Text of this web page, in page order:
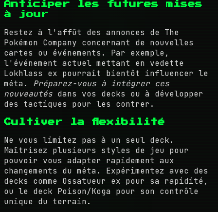
Anticiper les futures mises
à jour
Restez à l'affût des annonces de The
Pokémon Company concernant de nouvelles
cartes ou événements. Par exemple,
l'événement actuel mettant en vedette
Lokhlass ex pourrait bientôt influencer le
méta. Préparez-vous à intégrer ces
nouveautés dans vos decks ou à développer
des tactiques pour les contrer.
Cultiver la flexibilité
Ne vous limitez pas à un seul deck.
Maîtrisez plusieurs styles de jeu pour
pouvoir vous adapter rapidement aux
changements du méta. Expérimentez avec des
decks comme Ossatueur ex pour sa rapidité,
ou le deck Poison/Koga pour son contrôle
unique du terrain.